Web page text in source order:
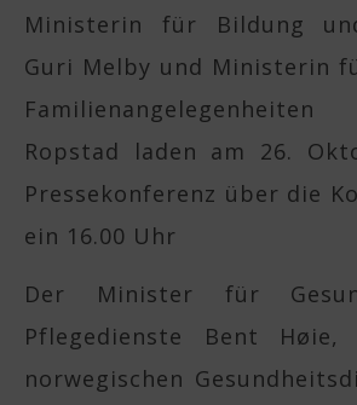
Ministerin für Bildung
Guri Melby und Ministerin
Ropstad laden am 26.
Pressekonferenz über die
ein 16.00 Uhr
Der Minister für
Pflegedienste Bent
norwegischen